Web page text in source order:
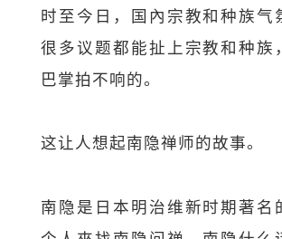
时至今日，国內宗教和种族气
很多议题都能扯上宗教和种族
巴掌拍不响的。
这让人想起南隐禅师的故事。
南隐是日本明治维新时期著名